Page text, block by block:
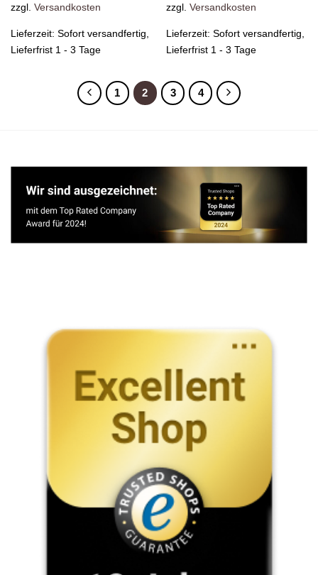
zzgl. Versandkosten
Lieferzeit: Sofort versandfertig,
Lieferfrist 1 - 3 Tage
zzgl. Versandkosten
Lieferzeit: Sofort versandfertig,
Lieferfrist 1 - 3 Tage
1 2 3 4